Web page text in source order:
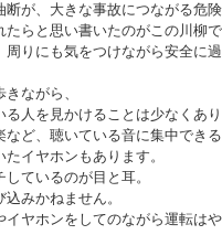
断が、大きな事故につながる危
らと思い書いたのがこの川柳
りにも気をつけながら安全に
ながら、
人を見かけることは少なくあ
ど、聴いている音に集中できる
イヤホンもあります。
ているのが目と耳。
みかねません。
ヤホンをしてのながら運転は